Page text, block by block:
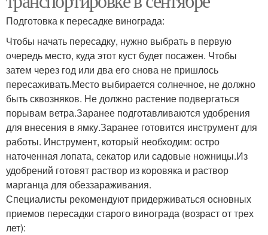
Подготовка к пересадке винограда:
Чтобы начать пересадку, нужно выбрать в первую
очередь место, куда этот куст будет посажен. Чтобы
затем через год или два его снова не пришлось
пересаживать.Место выбирается солнечное, не должно
быть сквозняков. Не должно растение подвергаться
порывам ветра.Заранее подготавливаются удобрения
для внесения в ямку.Заранее готовится инструмент для
работы. Инструмент, который необходим: остро
наточенная лопата, секатор или садовые ножницы.Из
удобрений готовят раствор из коровяка и раствор
марганца для обеззараживания.
Специалисты рекомендуют придерживаться основных
приемов пересадки старого винограда (возраст от трех
лет):